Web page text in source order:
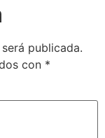
publicada.
con *